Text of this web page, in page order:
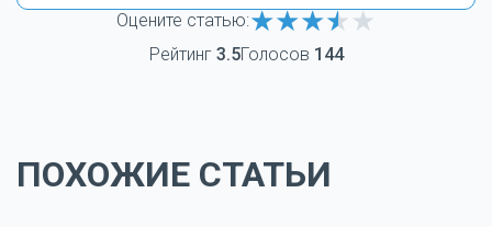
Оцените статью:
Рейтинг 3.5Голосов 144
ПОХОЖИЕ СТАТЬИ